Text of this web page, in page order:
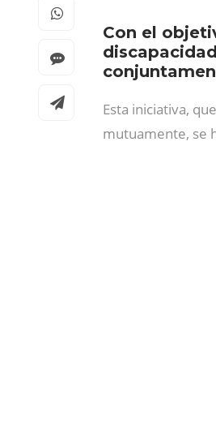
Con el
Esta iniciativa,
mutuamente, se